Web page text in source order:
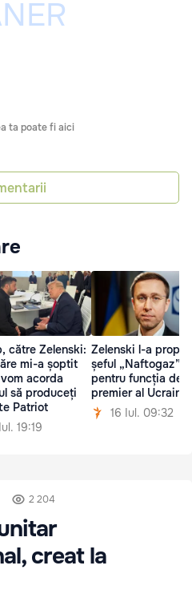
ta poate fi aici
către Zelenski:
mi-a șoptit
acorda
să produceți
Patriot
19:19
Zelenski l-a
șeful „Naftogaz”
pentru funcția de
premier al Ucrainei
16 Iul. 09:32
2 204
creat la